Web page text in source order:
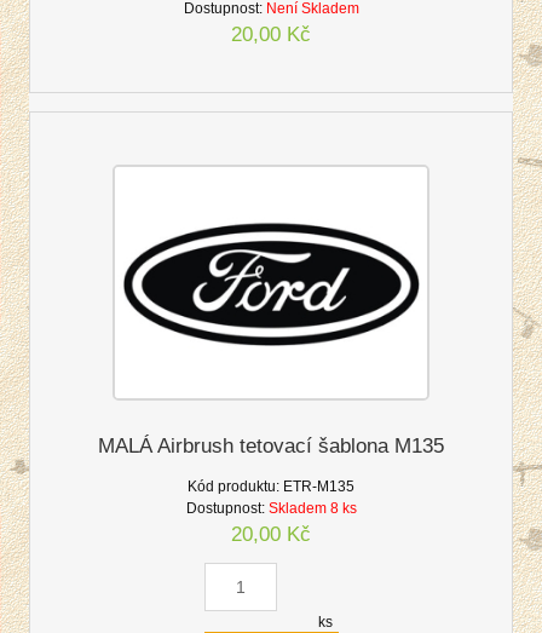
Dostupnost: Není Skladem
20,00 Kč
MALÁ Airbrush tetovací šablona M135
Kód produktu: ETR-M135
Dostupnost: Skladem 8 ks
20,00 Kč
ks